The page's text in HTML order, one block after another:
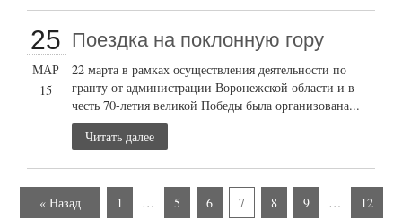
25
МАР
15
Поездка на поклонную гору
22 марта в рамках осуществления деятельности по
гранту от администрации Воронежской области и в
честь 70-летия великой Победы была организована...
Читать далее
« Назад 1 … 5 6 7 8 9 … 12